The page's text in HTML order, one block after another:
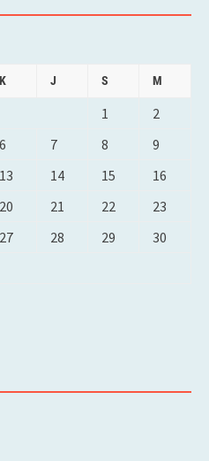
K J S M
1
2
6 7 8
9
13 14 15
16
20 21 22
23
27 28 29
30